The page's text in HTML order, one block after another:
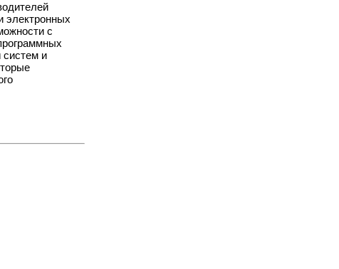
электронных
с
систем и